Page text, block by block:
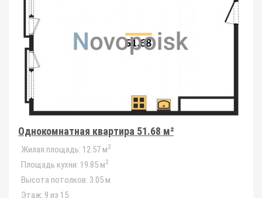
Однокомнатная квартира 51.68 м²
Жилая площадь: 12.57 м2
Площадь кухни: 19.85 м2
Высота потолков: 3.05 м
Этаж: 9 из 15